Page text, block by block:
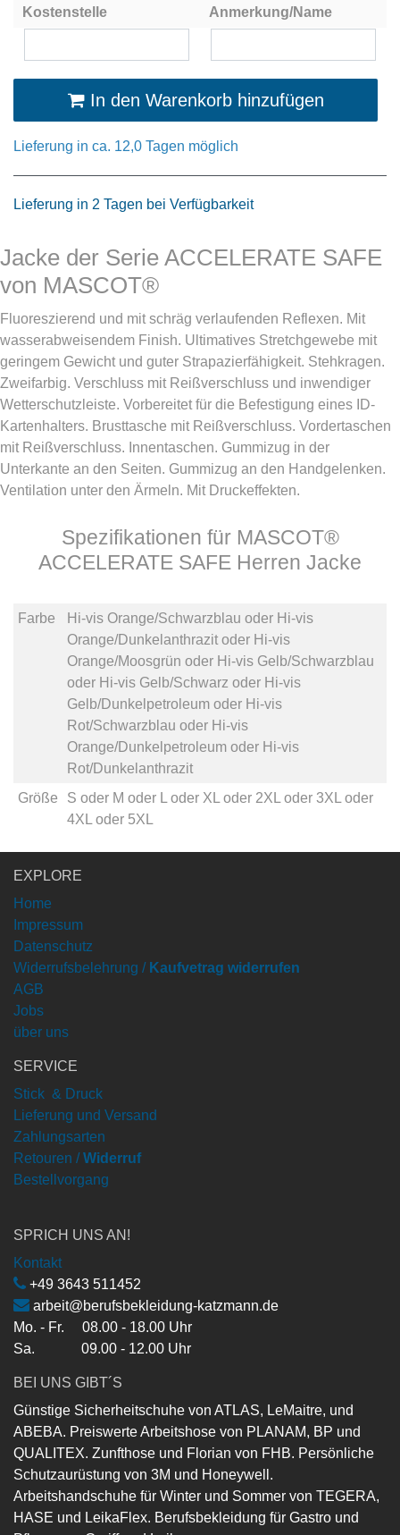
Kostenstelle Anmerkung/Name
In den Warenkorb hinzufügen
Lieferung in ca. 12,0 Tagen möglich
Lieferung in 2 Tagen bei Verfügbarkeit
Jacke der Serie ACCELERATE SAFE
von MASCOT®
Fluoreszierend und mit schräg verlaufenden Reflexen. Mit
wasserabweisendem Finish. Ultimatives Stretchgewebe mit
geringem Gewicht und guter Strapazierfähigkeit. Stehkragen.
Zweifarbig. Verschluss mit Reißverschluss und inwendiger
Wetterschutzleiste. Vorbereitet für die Befestigung eines ID-
Kartenhalters. Brusttasche mit Reißverschluss. Vordertaschen
mit Reißverschluss. Innentaschen. Gummizug in der
Unterkante an den Seiten. Gummizug an den Handgelenken.
Ventilation unter den Ärmeln. Mit Druckeffekten.
Spezifikationen für MASCOT®
ACCELERATE SAFE Herren Jacke
Farbe Hi-vis Orange/Schwarzblau oder Hi-vis
Orange/Dunkelanthrazitoder Hi-vis
Orange/Moosgrün oder Hi-vis Gelb/Schwarzblau
oder Hi-vis Gelb/Schwarz oder Hi-vis
Gelb/Dunkelpetroleumoder Hi-vis
Rot/Schwarzblau oder Hi-vis
Orange/Dunkelpetroleumoder Hi-vis
Rot/Dunkelanthrazit
Größe
S oder M oder Loder XLoder 2XLoder 3XLoder
4XLoder 5XL
EXPLORE
Home
Impressum
Datenschutz
Widerrufsbelehrung / Kaufvetrag widerrufen
AGB
Jobs
über uns
SERVICE
Stick & Druck
Lieferung und Versand
Zahlungsarten
Retouren / Widerruf
Bestellvorgang
SPRICH UNS AN!
Kontakt
+49 3643 511452
arbeit@berufsbekleidung-katzmann.de
Mo. - Fr. 08.00 - 18.00 Uhr
Sa. 09.00 - 12.00 Uhr
BEI UNS GIBT´S
Günstige Sicherheitschuhe von ATLAS, LeMaitre, und
ABEBA. Preiswerte Arbeitshose von PLANAM, BP und
QUALITEX. Zunfthose und Florian von FHB. Persönliche
Schutzaurüstung von 3M und Honeywell.
Arbeitshandschuhe für Winter und Sommer von TEGERA,
HASE und LeikaFlex. Berufsbekleidung für Gastro und